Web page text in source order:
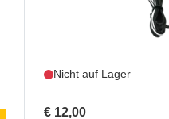
Nicht auf Lager
€ 12,00